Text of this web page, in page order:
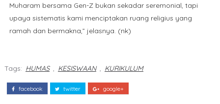
Muharam bersama Gen-Z bukan sekadar seremonial, tapi
upaya sistematis kami menciptakan ruang religius yang
ramah dan bermakna,” jelasnya. (nk)
Tags: HUMAS , KESISWAAN , KURIKULUM
facebook twitter google+